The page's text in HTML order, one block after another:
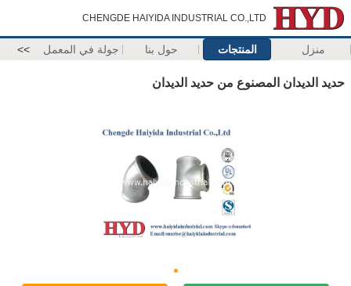
CHENGDE HAIYIDA INDUSTRIAL CO.,LTD
منزل المنتجات حول بنا جولة في المعمل >>
حديد الديدان المصنوع من حديد الديدان